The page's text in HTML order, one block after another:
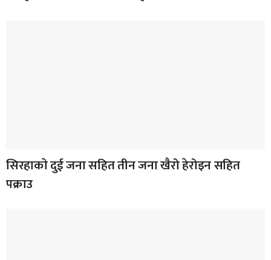
सिरहाकाे दुई जना सहित तीन जना खैरो हेरोइन सहित
पक्राउ